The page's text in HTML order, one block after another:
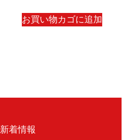
お買い物カゴに追加
新着情報